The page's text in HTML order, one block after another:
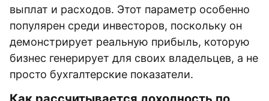
выплат и расходов. Этот параметр особенно
популярен среди инвесторов, поскольку он
демонстрирует реальную прибыль, которую
бизнес генерирует для своих владельцев, а не
просто бухгалтерские показатели.